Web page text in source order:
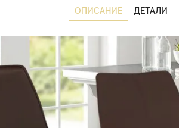
ОПИСАНИЕ ДЕТАЛИ